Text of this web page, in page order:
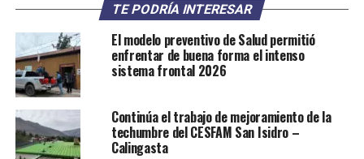
TE PODRÍA INTERESAR
El modelo preventivo de Salud permitió
enfrentar de buena forma el intenso
sistema frontal 2026
Continúa el trabajo de mejoramiento de la
techumbre del CESFAM San Isidro –
Calingasta